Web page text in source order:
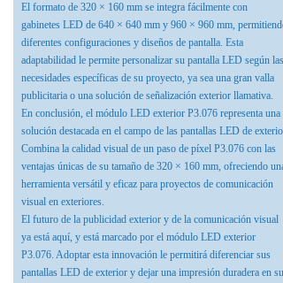
El formato de 320 × 160 mm se integra fácilmente con
gabinetes LED de 640 × 640 mm y 960 × 960 mm, permitiendo
diferentes configuraciones y diseños de pantalla. Esta
adaptabilidad le permite personalizar su pantalla LED según las
necesidades específicas de su proyecto, ya sea una gran valla
publicitaria o una solución de señalización exterior llamativa.
En conclusión, el módulo LED exterior P3.076 representa una
solución destacada en el campo de las pantallas LED de exterior.
Combina la calidad visual de un paso de píxel P3.076 con las
ventajas únicas de su tamaño de 320 × 160 mm, ofreciendo una
herramienta versátil y eficaz para proyectos de comunicación
visual en exteriores.
El futuro de la publicidad exterior y de la comunicación visual
ya está aquí, y está marcado por el módulo LED exterior
P3.076. Adoptar esta innovación le permitirá diferenciar sus
pantallas LED de exterior y dejar una impresión duradera en su